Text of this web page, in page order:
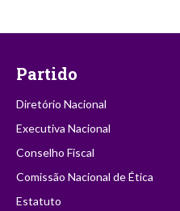
Partido
Diretório Nacional
Executiva Nacional
Conselho Fiscal
Comissão Nacional de Ética
Estatuto